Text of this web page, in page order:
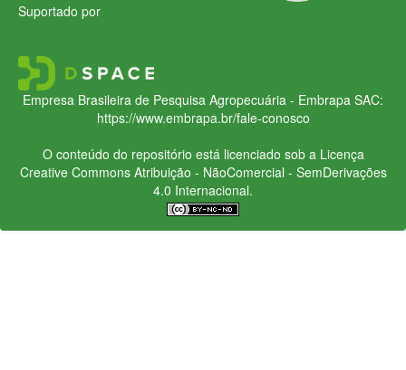
Suportado por
Empresa Brasileira de Pesquisa Agropecuária - Embrapa SAC:
https://www.embrapa.br/fale-conosco
O conteúdo do repositório está licenciado sob a Licença
Creative CommonsAtribuição - NãoComercial - SemDerivações
4.0 Internacional.